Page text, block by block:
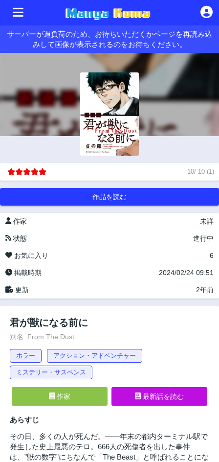
サーバーが過負荷のため、お待ちいただくかページを再読み込
みして画像が表示されるのをお待ちください。
10/ 10 (1)
作品を読む
作家 未詳
状態 進行中
お気に入り 6
掲載時期 2024/02/24 09:51
更新 2年前
君が獣になる前に
別名: From The Dust.
ホラー アクション・アドベンチャー
ミステリー・サスペンス
作家 最新話を読む
あらすじ
その日、多くの人が死んだ。――年末の都内ターミナル駅で
発生した史上最悪のテロ。666人の死傷者を出した事件
は、”獣の数字”にちなんで「The Beast」と呼ばれることにな